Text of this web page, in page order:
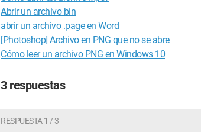
Abrir un archivo bin
abrir un archivo .page en Word
[Photoshop] Archivo en PNG que no se abre
Cómo leer un archivo PNG en Windows 10
3 respuestas
RESPUESTA 1 / 3